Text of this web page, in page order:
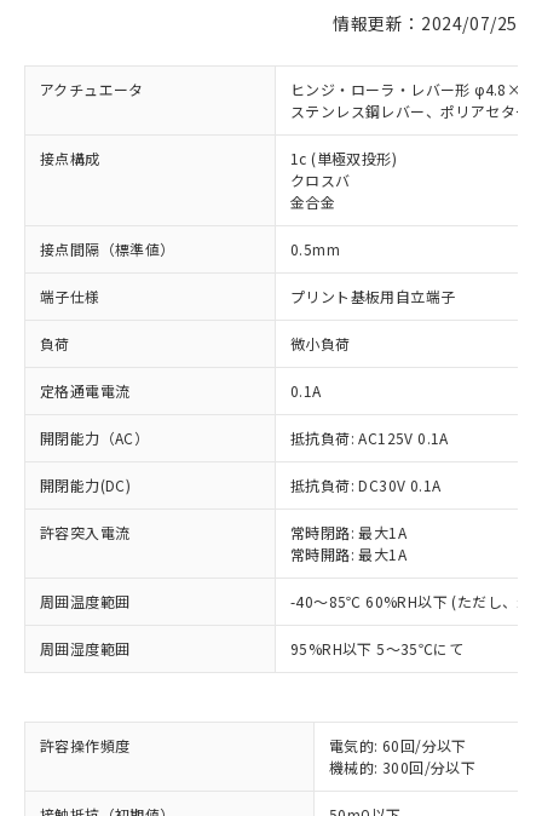
情報更新：2024/07/25
アクチュエータ
ヒンジ・ローラ・レバー形
ステンレス鋼レバー、ポリアセター
接点構成
1c (単極双投形)
クロスバ
金合金
接点間隔（標準値） 0.5mm
端子仕様 プリント基板用自立端子
負荷 微小負荷
定格通電電流 0.1A
開閉能力（AC） 抵抗負荷: AC125V 0.1A
開閉能力(DC) 抵抗負荷: DC30V 0.1A
許容突入電流
常時閉路: 最大1A
常時開路: 最大1A
周囲温度範囲 -40～85℃ 60%RH以下 (ただし、氷
周囲湿度範囲 95%RH以下 5～35℃にて
許容操作頻度
電気的: 60回/分以下
機械的: 300回/分以下
対応済み：EU RoHS指令（10物質）の
非含有に対応した製品が提供可能な商品で
す。